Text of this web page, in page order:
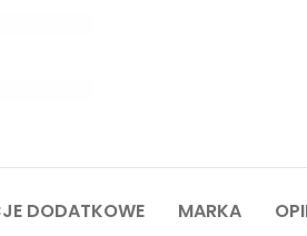
DODATKOWE MARKA